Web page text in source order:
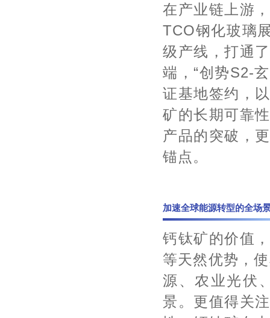
在产业链上游
TCO钢化玻璃
级产线，打通
端，“创势S2-
证基地签约，
矿的长期可靠
产品的突破，
锚点。
加速全球能源转型的全场
钙钛矿的价值
等天然优势，
源、农业光伏
景。更值得关